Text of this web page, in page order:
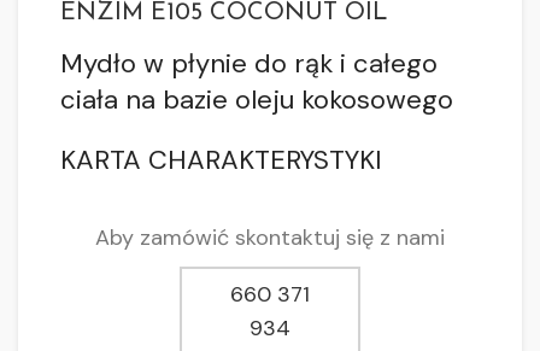
ENZIM E105 COCONUT OIL
Mydło w płynie do rąk i całego
ciała na bazie oleju kokosowego
KARTA CHARAKTERYSTYKI
Aby zamówić skontaktuj się z nami
660 371
934